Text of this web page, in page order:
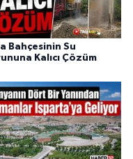
Bahçesinin Su
Kalıcı Çözüm